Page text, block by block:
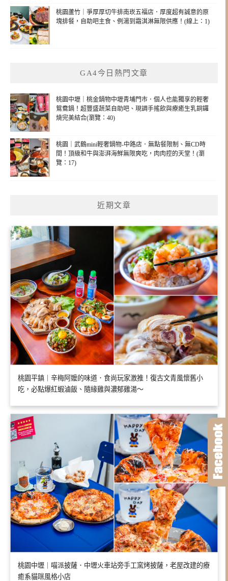
桃園蘆竹｜爭厚厚切牛排南崁五福店．厚度超有誠意的原
塊排餐，自助吧主食、例湯到霜淇淋無限供應！(線上：1)
GA4今日熱門文章
桃園中壢｜桃金鍋物中壢青埔門市．個人也能獨享的輕奢
鴛鴦鍋！超豐盛蔬菜自助吧、現調手搖飲與療癒生乳銅鑼
燒完美結合(瀏覽：40)
桃園｜武鶴mini輕奢鍋物-中路店．無點餐限制、無CD時
間！頂級和牛與澎湃海鮮無限爽吃，肉肉控的天堂！(瀏
覽：17)
近期文章
桃園平鎮｜辛梅阿嬤的味道．食尚玩家激推！復古文青風懷舊小
吃，必點爆紅蝦滷飯、隨緣雞與濃郁雞湯～
桃園中壢｜喵派披薩．中壢火車站旁手工窯烤披薩，老屋改建的療
癒系貓咪風格小店